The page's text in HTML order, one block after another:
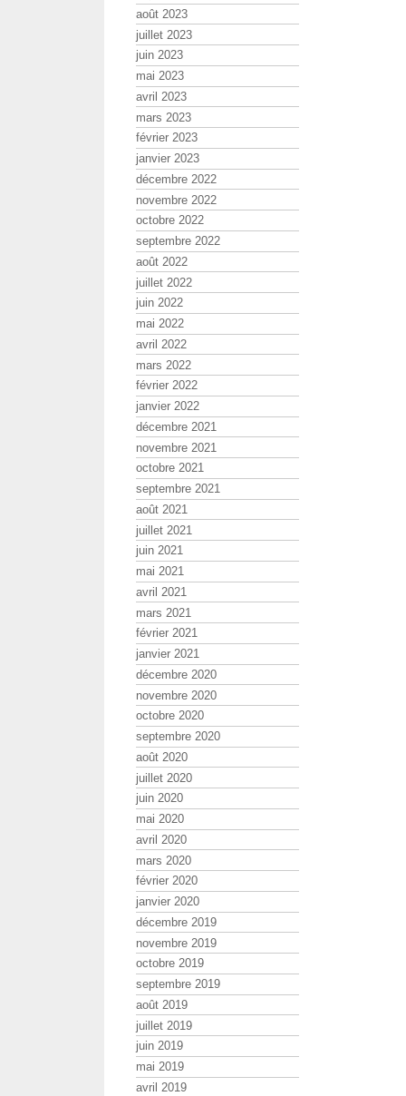
août 2023
juillet 2023
juin 2023
mai 2023
avril 2023
mars 2023
février 2023
janvier 2023
décembre 2022
novembre 2022
octobre 2022
septembre 2022
août 2022
juillet 2022
juin 2022
mai 2022
avril 2022
mars 2022
février 2022
janvier 2022
décembre 2021
novembre 2021
octobre 2021
septembre 2021
août 2021
juillet 2021
juin 2021
mai 2021
avril 2021
mars 2021
février 2021
janvier 2021
décembre 2020
novembre 2020
octobre 2020
septembre 2020
août 2020
juillet 2020
juin 2020
mai 2020
avril 2020
mars 2020
février 2020
janvier 2020
décembre 2019
novembre 2019
octobre 2019
septembre 2019
août 2019
juillet 2019
juin 2019
mai 2019
avril 2019